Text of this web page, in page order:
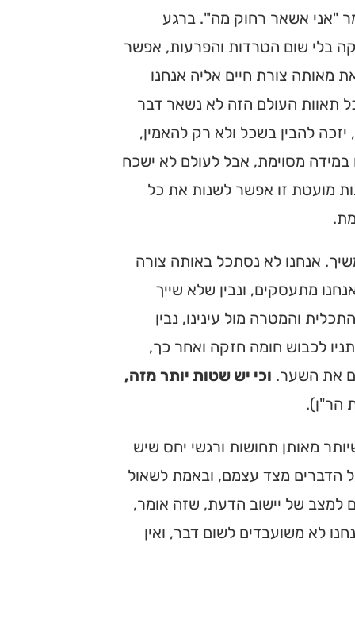
"אני אשאר רחוק מה'". ברגע
בלי שום הטרדות והפרעות, אפשר
מאותה צורת חיים אליה אנחנו
תאוות העולם הזה לא נשאר דבר
להבין בשכל ולא רק להאמין,
במידה מסוימת, אבל לעולם לא ישכח
מועטת זו אפשר לשנות את כל
אנחנו לא נסתכל באותה צורה
מתעסקים, ונבין שלא שייך
והמטרה מול עינינו, נבין
לכבוש חומה חזקה ואחר כך,
את השער. וכי יש שטות יותר מזה,
הר"ן).
מאותן תחושות ורגשי יחס שיש
הדברים מצד עצמם, ובאמת לשאול
למצב של יישוב הדעת, שזה אומר,
לא משועבדים לשום דבר, ואין